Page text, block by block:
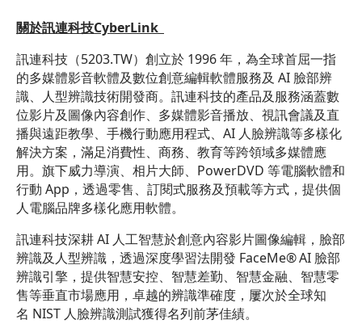
關於訊連科技CyberLink
訊連科技（5203.TW）創立於 1996 年，為全球首屈一指
的多媒體影音軟體及數位創意編輯軟體服務及 AI 臉部辨
識、人型辨識技術開發商。訊連科技的產品及服務涵蓋數
位影片及圖像內容創作、多媒體影音播放、視訊會議及直
播與遠距教學、手機行動應用程式、AI 人臉辨識等多樣化
解決方案，滿足消費性、商務、教育等跨領域多媒體應
用。旗下威力導演、相片大師、PowerDVD 等電腦軟體和
行動 App，透過零售、訂閱式服務及預載等方式，提供個
人電腦品牌多樣化應用軟體。
訊連科技深耕 AI 人工智慧於創意內容影片圖像編輯，臉部
辨識及人型辨識，透過深度學習法開發 FaceMe®AI 臉部
辨識引擎，提供智慧安控、智慧差勤、智慧金融、智慧零
售等垂直市場應用，卓越的辨識準確度，屢次於全球知
名 NIST 人臉辨識測試獲得名列前茅佳績。